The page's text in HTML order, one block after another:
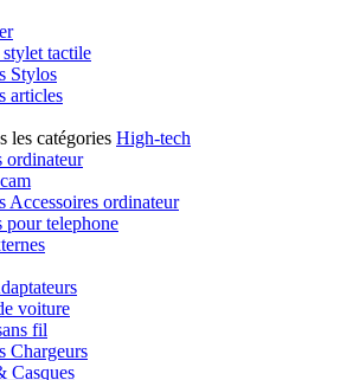
tactile
Stylos
articles
les catégories High-tech
ordinateur
Accessoires ordinateur
pour telephone
voiture
fil
Chargeurs
Casques